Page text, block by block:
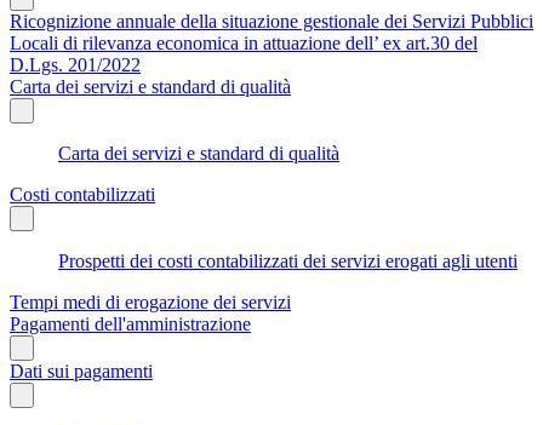
Ricognizione annuale della situazione gestionale dei Servizi Pubblici
Locali di rilevanza economica in attuazione dell’ ex art.30 del
D.Lgs. 201/2022
Carta dei servizi e standard di qualità
Carta dei servizi e standard di qualità
Costi contabilizzati
Prospetti dei costi contabilizzati dei servizi erogati agli utenti
Tempi medi di erogazione dei servizi
Pagamenti dell'amministrazione
Dati sui pagamenti